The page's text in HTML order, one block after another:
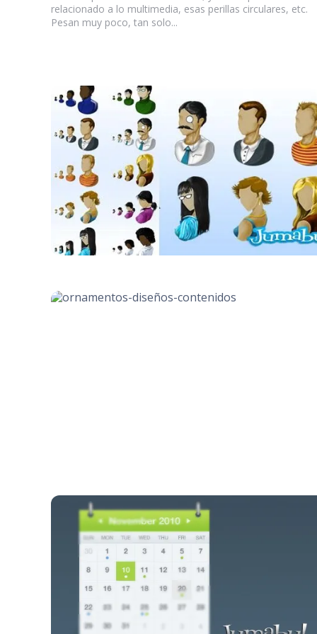
relacionado a lo multimedia, esas perillas circulares, etc.
Pesan muy poco, tan solo...